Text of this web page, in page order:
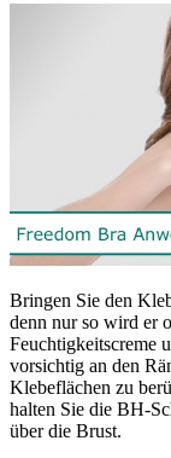
Bringen Sie den
denn nur so wird er
Feuchtigkeitscreme
vorsichtig an den
Klebeflächen zu
halten Sie die BH-
über die Brust.